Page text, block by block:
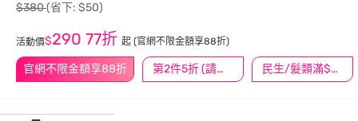
官網不限金額享88折 第2件5折 (請任選2件商品) 民生/髮類滿$388送舒潔冰巾
$380(省下: $50)
活動價$290 77折 起 (官網不限金額享88折)